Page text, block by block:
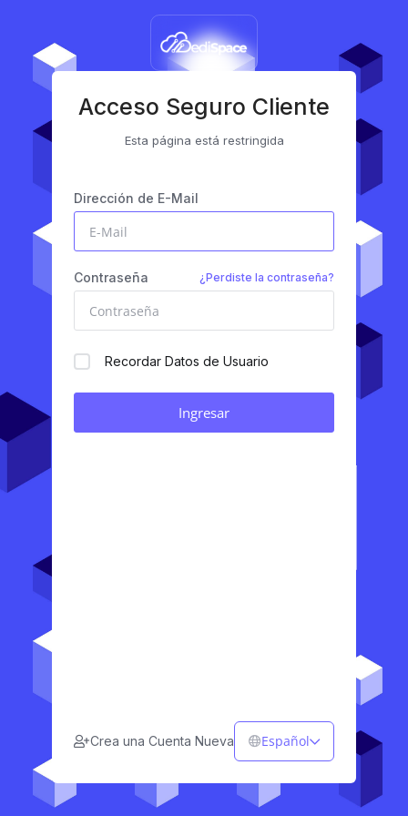
Acceso Seguro Cliente
Esta página está restringida
Dirección de E-Mail
Contraseña ¿Perdiste la contraseña?
Recordar Datos de Usuario
Crea una Cuenta Nueva Español